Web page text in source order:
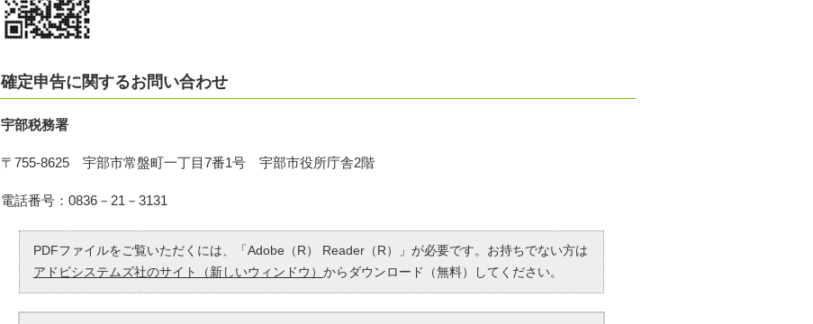
確定申告に関するお問い合わせ
宇部税務署
〒755-8625 宇部市常盤町一丁目7番1号 宇部市役所庁舎2階
電話番号：0836－21－3131
PDFファイルをご覧いただくには、「Adobe（R） Reader（R）」が必要です。お持ちでない方は
アドビシステムズ社のサイト（新しいウィンドウ） からダウンロード（無料）してください。